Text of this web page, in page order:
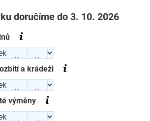
doručíme do 3. 10. 2026
a krádeži
výměny